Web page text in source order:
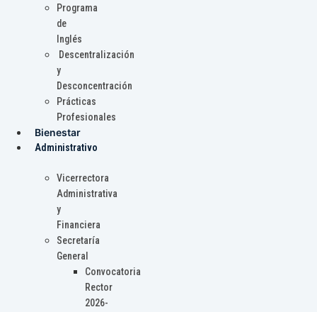
Programa
de
Inglés
Descentralización
y
Desconcentración
Prácticas
Profesionales
Bienestar
Administrativo
Vicerrectora
Administrativa
y
Financiera
Secretaría
General
Convocatoria
Rector
2026-